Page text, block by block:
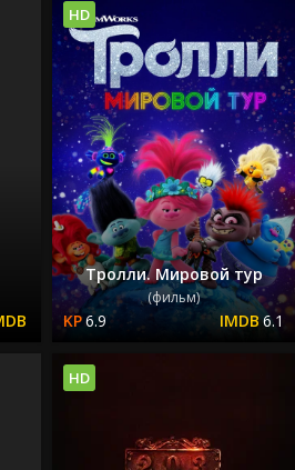
Тролли. Мировой тур
(фильм)
6.9 6.1
HD
HD